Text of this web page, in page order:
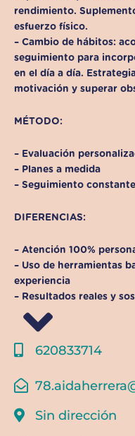
rendimiento.
esfuerzo físico.
– Cambio de hábitos:
seguimiento para
en el día a día.
motivación y superar
MÉTODO:
– Evaluación
– Planes a medida
– Seguimiento constante
DIFERENCIAS:
– Atención 100%
– Uso de herramientas
experiencia
– Resultados reales y
620833714
Sin dirección